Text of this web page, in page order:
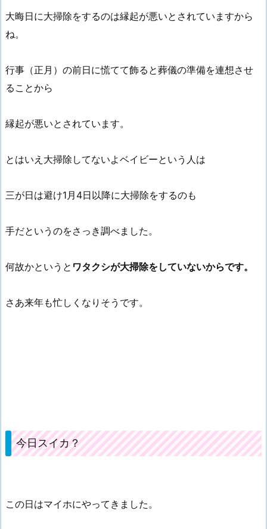
大晦日に大掃除をするのは縁起が悪いとされていますから
ね。
行事（正月）の前日に慌てて飾ると葬儀の準備を連想させ
ることから
縁起が悪いとされています。
とはいえ大掃除してないよベイビーという人は
三が日は避け1月4日以降に大掃除をするのも
手だというのをさっき調べました。
何故かというと ワタクシが大掃除をしていないからです。
さあ来年も忙しくなりそうです。
今日スイカ？
この日はマイホにやってきました。